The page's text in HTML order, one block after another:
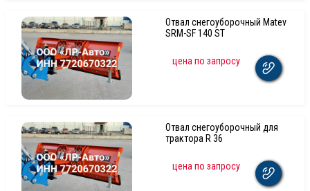
Отвал снегоуборочный Matev
SRM-SF 140 ST
цена по запросу
Отвал снегоуборочный для
трактора R 36
цена по запросу